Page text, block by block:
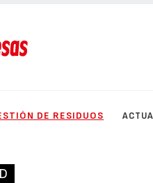
DE RESIDUOS